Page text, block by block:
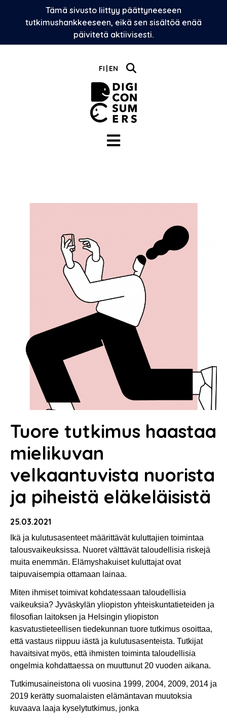
Tämä sivusto liittyy päättyneeseen
tutkimushankkeeseen, eikä sen sisältöä enää
päivitetä aktiivisesti.
FI EN
Tuore tutkimus haastaa
mielikuvan
velkaantuvista nuorista
ja piheistä eläkeläisistä
25.03.2021
Ikä ja kulutusasenteet määrittävät kuluttajien toimintaa
talousvaikeuksissa. Nuoret välttävät taloudellisia riskejä
muita enemmän. Elämyshakuiset kuluttajat ovat
taipuvaisempia ottamaan lainaa.
Miten ihmiset toimivat kohdatessaan taloudellisia
vaikeuksia? Jyväskylän yliopiston yhteiskuntatieteiden ja
filosofian laitoksen ja Helsingin yliopiston
kasvatustieteellisen tiedekunnan tuore tutkimus osoittaa,
että vastaus riippuu iästä ja kulutusasenteista. Tutkijat
havaitsivat myös, että ihmisten toiminta taloudellisia
ongelmia kohdattaessa on muuttunut 20 vuoden aikana.
Tutkimusaineistona oli vuosina 1999, 2004, 2009, 2014 ja
2019 kerätty suomalaisten elämäntavan muutoksia
kuvaava laaja kyselytutkimus, jonka